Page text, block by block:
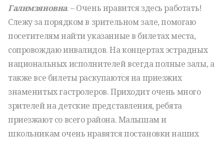
Галимзяновна. ­– Очень нравится здесь работать!
Слежу за порядком в зрительном зале, помогаю
посетителям найти указанные в билетах места,
сопровождаю инвалидов. На концертах эстрадных
национальных исполнителей всегда полные залы, а
также все билеты раскупаются на приезжих
знаменитых гастролеров. Приходит очень много
зрителей на детские представления, ребята
приезжают со всего района. Малышам и
школьникам очень нравятся постановки наших